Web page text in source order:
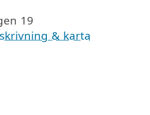
19
& karta